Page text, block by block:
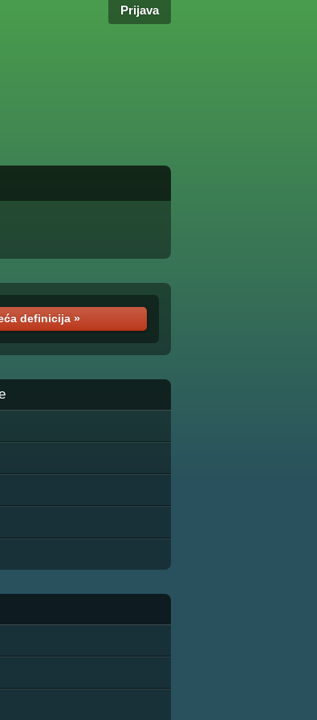
Prijava
definicija »